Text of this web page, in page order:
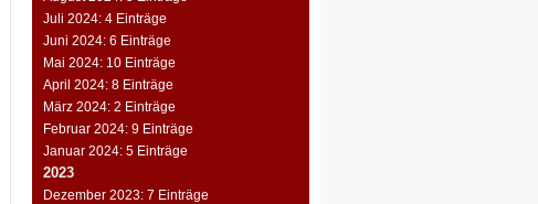
Juli 2024: 4 Einträge
Juni 2024: 6 Einträge
Mai 2024: 10 Einträge
April 2024: 8 Einträge
März 2024: 2 Einträge
Februar 2024: 9 Einträge
Januar 2024: 5 Einträge
2023
Dezember 2023: 7 Einträge